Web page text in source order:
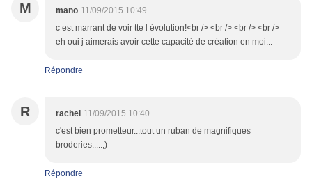
M mano 11/09/2015 10:49
c est marrant de voir tte l évolution!<br /> <br /> <br /> <br />
eh oui j aimerais avoir cette capacité de création en moi...
Répondre
R rachel 11/09/2015 10:40
c'est bien prometteur...tout un ruban de magnifiques
broderies.....;)
Répondre